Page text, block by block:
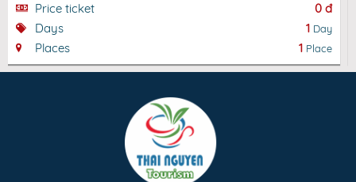
Price ticket
0 đ
Days
1 Day
Places 1 Place